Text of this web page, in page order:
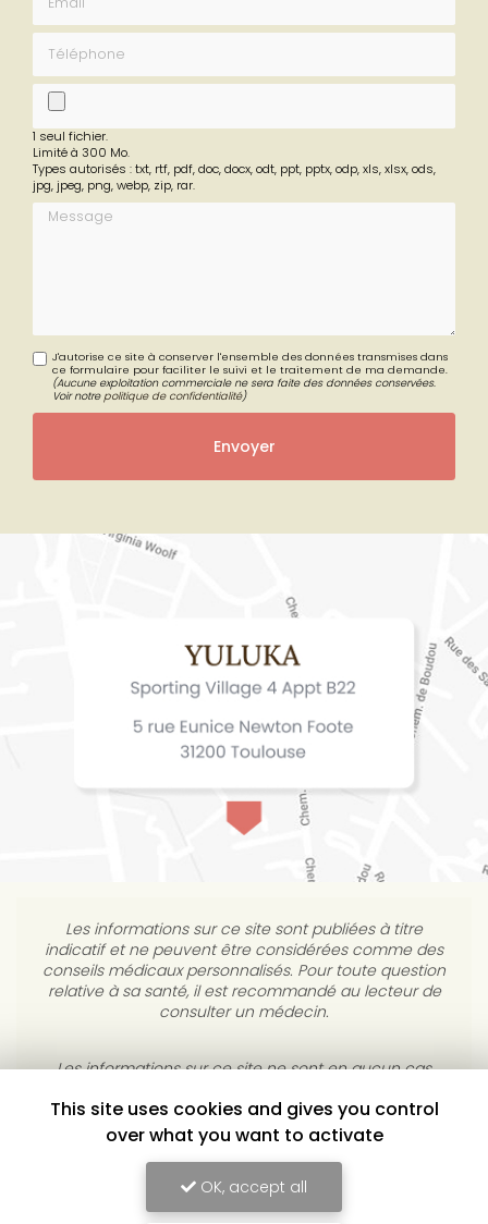
Email
Téléphone
fichier
1 seul fichier.
Limité à 300 Mo.
Types autorisés : txt, rtf, pdf, doc, docx, odt, ppt, pptx, odp, xls, xlsx, ods,
jpg, jpeg, png, webp, zip, rar.
J'autorise ce site à conserver l'ensemble des données transmises dans
ce formulaire pour faciliter le suivi et le traitement de ma demande.
Les informations sur ce site sont publiées à titre
indicatif et ne peuvent être considérées comme des
conseils médicaux personnalisés. Pour toute question
Les informations sur ce site ne sont en aucun cas
destinées à diagnostiquer, traiter, atténuer ou guérir
une maladie. L’éditeur s’interdit de répondre à des
courriels médicaux personnels sans consultation
individuelle médicale.
This site uses cookies and gives you control
over what you want to activate
OK, accept all